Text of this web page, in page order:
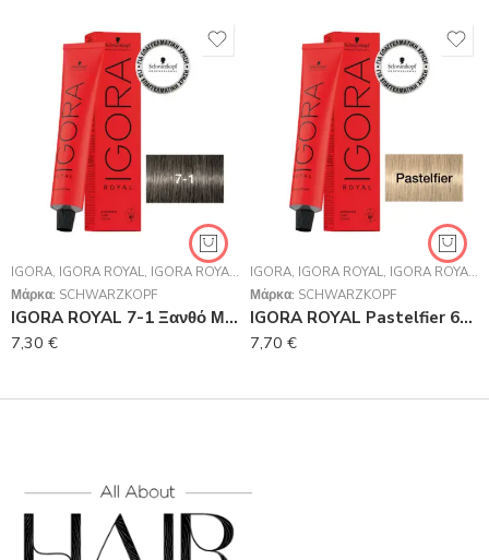
IGORA, IGORA ROYAL, IGORA ROYAL ,
SCHWARZKOPF PROFESSIONAL
Μάρκα: SCHWARZKOPF
IGORA ROYAL 7-1 Ξανθό Μεσαίο Σαντρέ 60 ml
7,30 €
IGORA, IGORA ROYAL, IGORA ROYAL ,
Μάρκα: SCHWARZKOPF
IGORA ROYAL Pastelfier 60 ml
7,70 €